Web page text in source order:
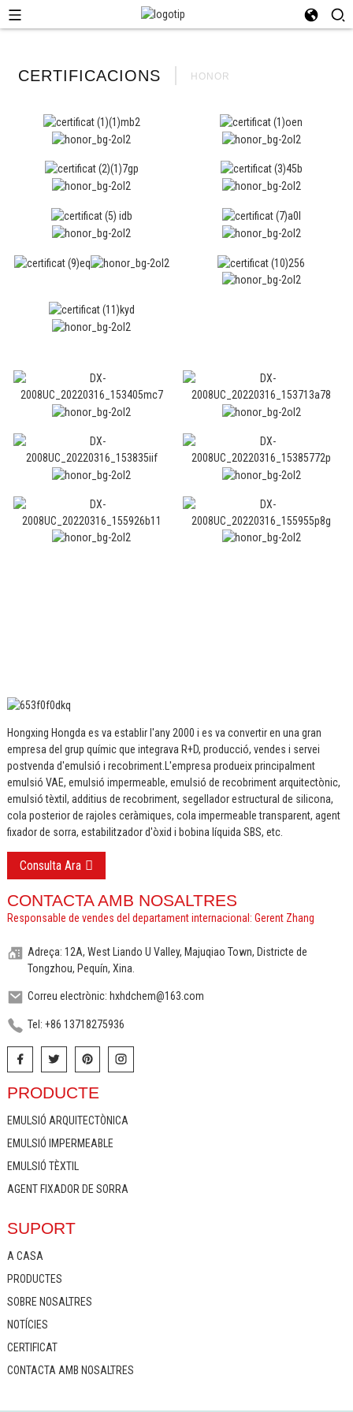
CERTIFICACIONS HONOR
Hongxing Hongda es va establir l'any 2000 i es va convertir en una gran
empresa del grup químic que integrava R+D, producció, vendes i servei
postvenda d'emulsió i recobriment. L'empresa produeix principalment
emulsió VAE, emulsió impermeable, emulsió de recobriment arquitectònic,
emulsió tèxtil, additius de recobriment, segellador estructural de silicona,
cola posterior de rajoles ceràmiques, cola impermeable transparent, agent
fixador de sorra, estabilitzador d'òxid i bobina líquida SBS, etc.
Consulta Ara
CONTACTA AMB NOSALTRES
Responsable de vendes del departament internacional: Gerent Zhang
Adreça: 12A, West Liando U Valley, Majuqiao Town, Districte de
Tongzhou, Pequín, Xina.
Correu electrònic: hxhdchem@163.com
Tel: +86 13718275936
PRODUCTE
EMULSIÓ ARQUITECTÒNICA
EMULSIÓ IMPERMEABLE
EMULSIÓ TÈXTIL
AGENT FIXADOR DE SORRA
SUPORT
A CASA
PRODUCTES
SOBRE NOSALTRES
NOTÍCIES
CERTIFICAT
CONTACTA AMB NOSALTRES